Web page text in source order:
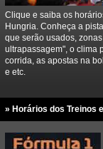
Clique e saiba os
Hungria. Conheça a
que serão usados,
ultrapassagem", o clima
corrida, as apostas na
e etc.
» Horários dos Treinos